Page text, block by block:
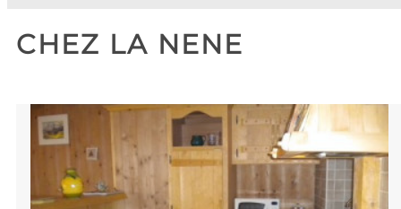
CHEZ LA NENE